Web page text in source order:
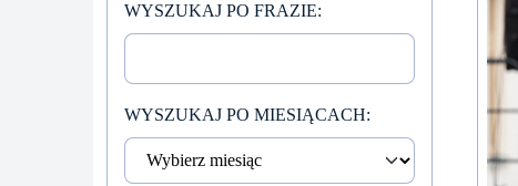
WYSZUKAJ PO FRAZIE:
WYSZUKAJ PO MIESIĄCACH: